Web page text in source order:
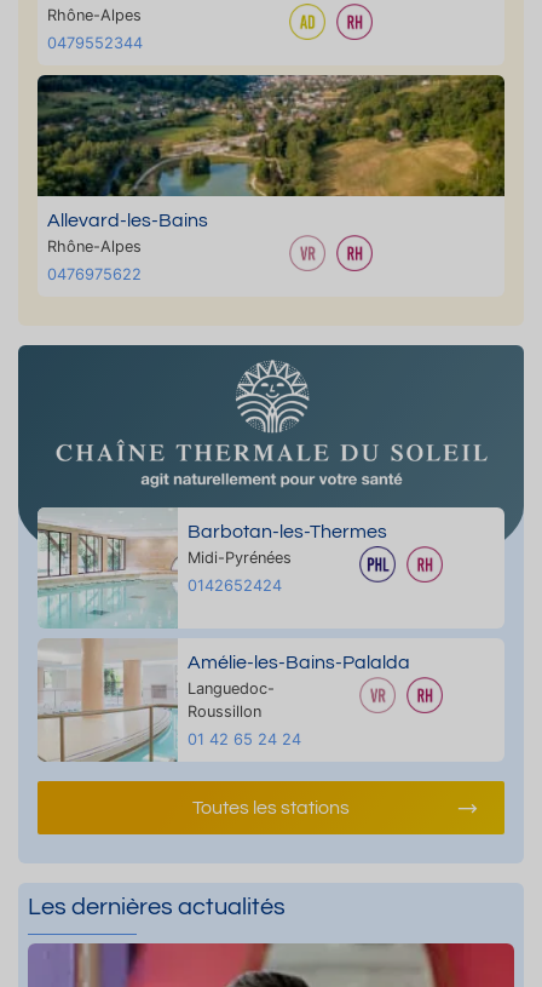
Rhône-Alpes
0479552344
Allevard-les-Bains
Rhône-Alpes
0476975622
Barbotan-les-Thermes
Midi-Pyrénées
0142652424
Amélie-les-Bains-Palalda
Languedoc-
Roussillon
01 42 65 24 24
Toutes les stations
Les dernières actualités